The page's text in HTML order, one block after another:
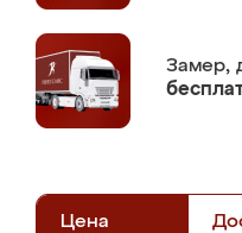
Замер,
Цена